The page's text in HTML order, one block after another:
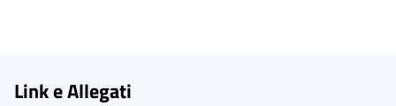
Link e Allegati